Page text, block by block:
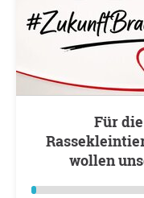
Für die Zukunft der
wollen